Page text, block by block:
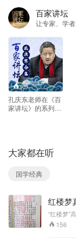
百家讲坛
让专家、学
920
孔庆东老师在《百
家讲坛》的系列节
大家都在听
国学经典
红楼梦
“红楼梦”
艺真探社
一入红楼
156